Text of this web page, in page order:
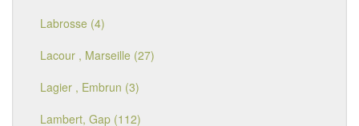
Labrosse (4)
Lacour , Marseille (27)
Lagier , Embrun (3)
Lambert, Gap (112)